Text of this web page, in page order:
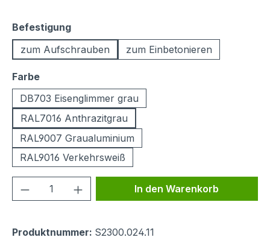
Befestigungauswählen
zum Aufschrauben
zum Einbetonieren
Farbeauswählen
DB703 Eisenglimmer grau
RAL7016 Anthrazitgrau
RAL9007 Graualuminium
RAL9016 Verkehrsweiß
Produkt Anzahl: Gib denIn den Warenkorb
Produktnummer: S2300.024.11